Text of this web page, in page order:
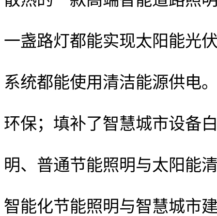
一盏路灯都能实现太阳能光
系统都能使用清洁能源供电
环保；填补了智慧城市设备
明、普通节能照明与太阳能
智能化节能照明与智慧城市